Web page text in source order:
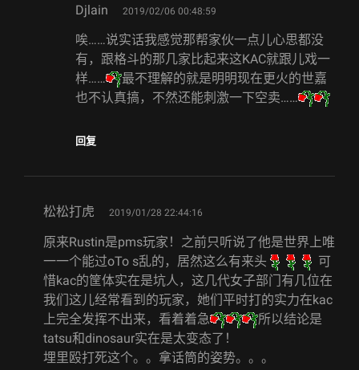
Djlain says:
2019/02/06 00:48:59
唉……说实话我感觉那帮家伙一点儿心思都没
有，跟格斗的那几家比起来这KAC就跟儿戏一
样……
最不理解的就是明明现在更火的世嘉
也不认真搞，不然还能刺激一下空卖……
回复
松松打虎 says:
2019/01/28 22:44:16
原来Rustin是pms玩家！之前只听说了他是世界上唯
一一个能过oTo s乱的，居然这么有来头
可
惜kac的筐体实在是坑人，这几代女子部门有几位在
我们这儿经常看到的玩家，她们平时打的实力在kac
上完全发挥不出来，看着着急
所以结论是
tatsu和dinosaur实在是太变态了！
埋里殴打死这个。。拿话筒的姿势。。。